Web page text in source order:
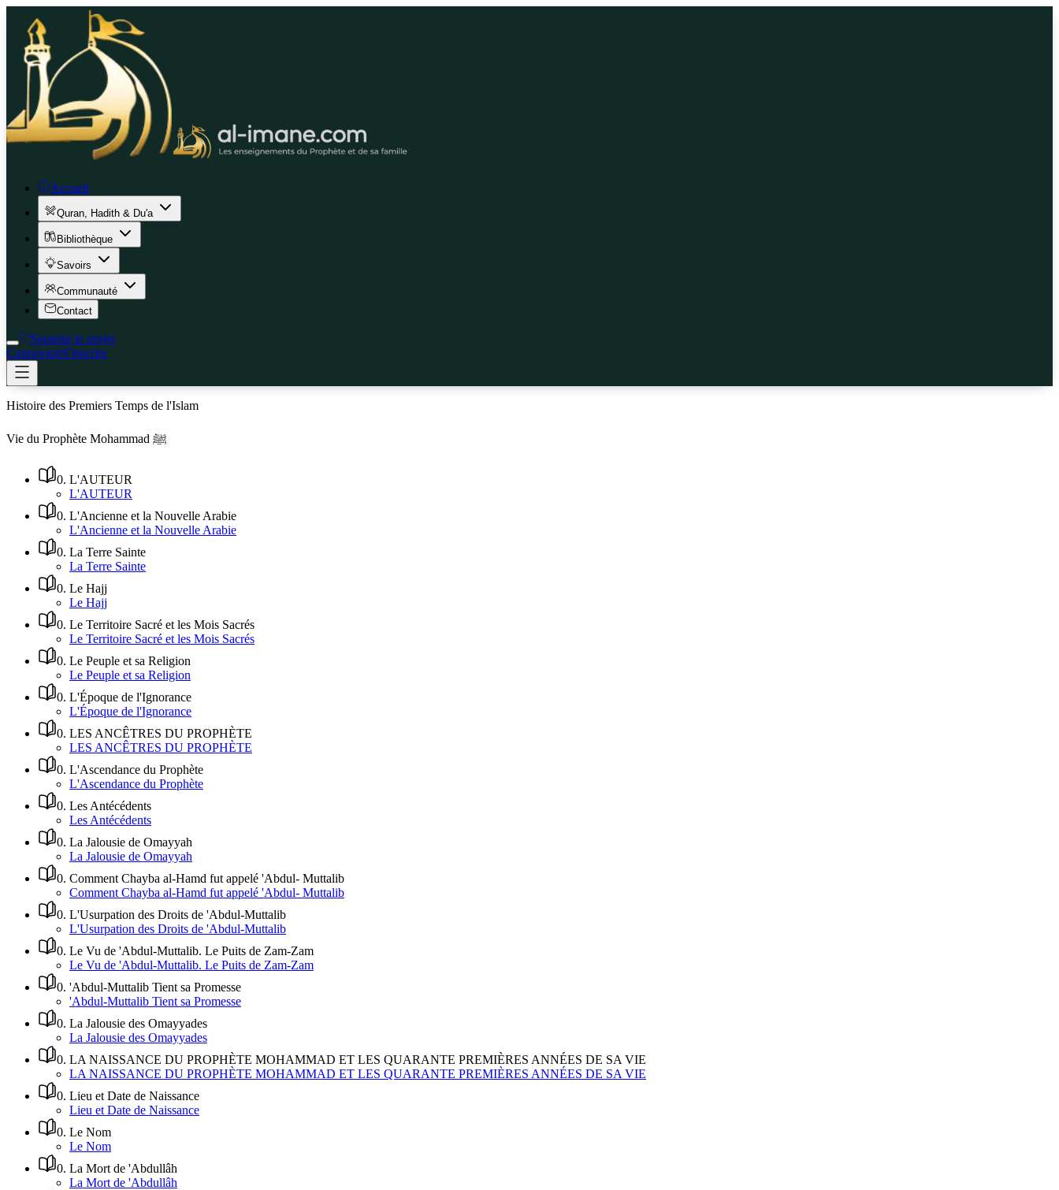
Accueil
Quran, Hadith & Du'a
Bibliothèque
Savoirs
Communauté
Contact
Soutenir le projet
ConnexionS'inscrire
Histoire des Premiers Temps de l'Islam
Vie du Prophète Mohammad ﷺ
0. L'AUTEUR
L'AUTEUR
0. L'Ancienne et la Nouvelle Arabie
L'Ancienne et la Nouvelle Arabie
0. La Terre Sainte
La Terre Sainte
0. Le Hajj
Le Hajj
0. Le Territoire Sacré et les Mois Sacrés
Le Territoire Sacré et les Mois Sacrés
0. Le Peuple et sa Religion
Le Peuple et sa Religion
0. L'Époque de l'Ignorance
L'Époque de l'Ignorance
0. LES ANCÊTRES DU PROPHÈTE
LES ANCÊTRES DU PROPHÈTE
0. L'Ascendance du Prophète
L'Ascendance du Prophète
0. Les Antécédents
Les Antécédents
0. La Jalousie de Omayyah
La Jalousie de Omayyah
0. Comment Chayba al-Hamd fut appelé 'Abdul- Muttalib
Comment Chayba al-Hamd fut appelé 'Abdul- Muttalib
0. L'Usurpation des Droits de 'Abdul-Muttalib
L'Usurpation des Droits de 'Abdul-Muttalib
0. Le Vu de 'Abdul-Muttalib. Le Puits de Zam-Zam
Le Vu de 'Abdul-Muttalib. Le Puits de Zam-Zam
0. 'Abdul-Muttalib Tient sa Promesse
'Abdul-Muttalib Tient sa Promesse
0. La Jalousie des Omayyades
La Jalousie des Omayyades
0. LA NAISSANCE DU PROPHÈTE MOHAMMAD ET LES QUARANTE PREMIÈRES ANNÉES DE SA VIE
LA NAISSANCE DU PROPHÈTE MOHAMMAD ET LES QUARANTE PREMIÈRES ANNÉES DE SA VIE
0. Lieu et Date de Naissance
Lieu et Date de Naissance
0. Le Nom
Le Nom
0. La Mort de 'Abdullâh
La Mort de 'Abdullâh